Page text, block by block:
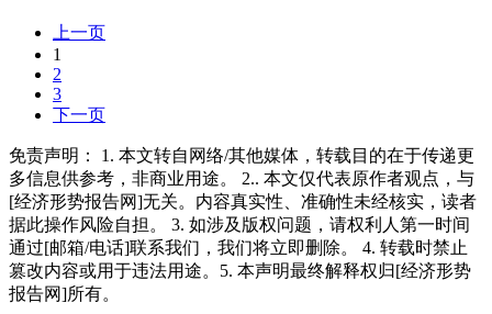
上一页
1
2
3
下一页
免责声明： 1. 本文转自网络/其他媒体，转载目的在于传递更
多信息供参考，非商业用途。 2.. 本文仅代表原作者观点，与
[经济形势报告网]无关。内容真实性、准确性未经核实，读者
据此操作风险自担。 3. 如涉及版权问题，请权利人第一时间
通过[邮箱/电话]联系我们，我们将立即删除。 4. 转载时禁止
篡改内容或用于违法用途。5. 本声明最终解释权归[经济形势
报告网]所有。